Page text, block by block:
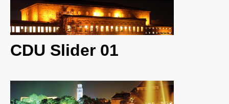
CDU Slider 01